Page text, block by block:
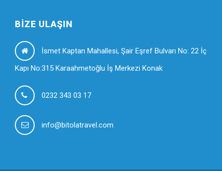
BIZE ULAŞIN
İsmet Kaptan Mahallesi, Şair Eşref Bulvarı No: 22 İç
Kapı No:315 Karaahmetoğlu İş Merkezi Konak
0232 343 03 17
info@bitolatravel.com